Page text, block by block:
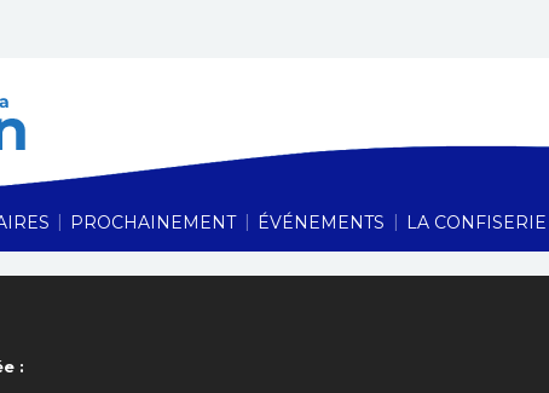
| PROCHAINEMENT | ÉVÉNEMENTS | LA CONFISERIE
: